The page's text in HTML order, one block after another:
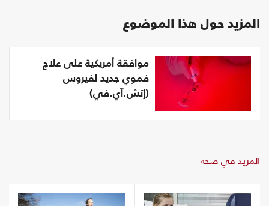
المزيد حول هذا الموضوع
موافقة أمريكية على علاج
فموي جديد لفيروس
(إتش.آي.في)
المزيد في صحة